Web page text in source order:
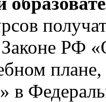
РФ
плане,
в